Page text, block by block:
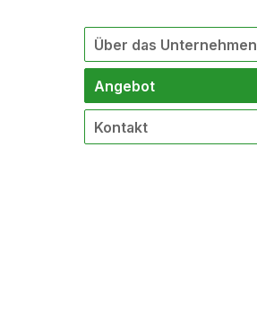
Über das Unternehmen
Angebot
Kontakt